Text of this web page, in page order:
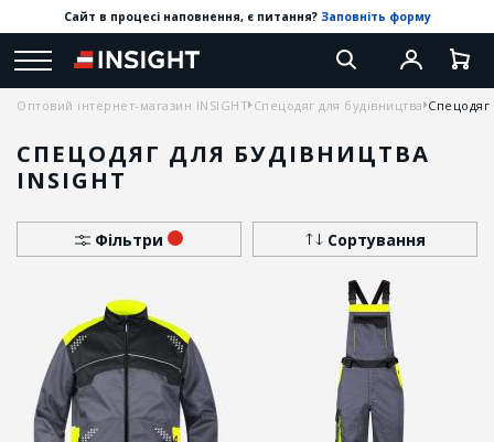
Сайт в процесі наповнення, є питання? Заповніть форму
Оптовий інтернет-магазин INSIGHT Спецодяг для будівництва Спецодяг
СПЕЦОДЯГ ДЛЯ БУДІВНИЦТВА
INSIGHT
Фільтри Сортування